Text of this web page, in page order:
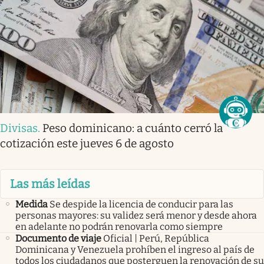
Divisas. Peso dominicano: a cuánto cerró la
cotización este jueves 6 de agosto
Las más leídas
Medida Se despide la licencia de conducir para las
personas mayores: su validez será menor y desde ahora
en adelante no podrán renovarla como siempre
Documento de viaje Oficial | Perú, República
Dominicana y Venezuela prohíben el ingreso al país de
todos los ciudadanos que posterguen la renovación de su